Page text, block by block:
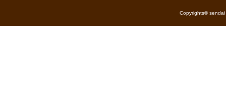
サポセン 仙台市市民活動サポートセンター 〒980-0811 仙台市青葉区一
Copyrights©